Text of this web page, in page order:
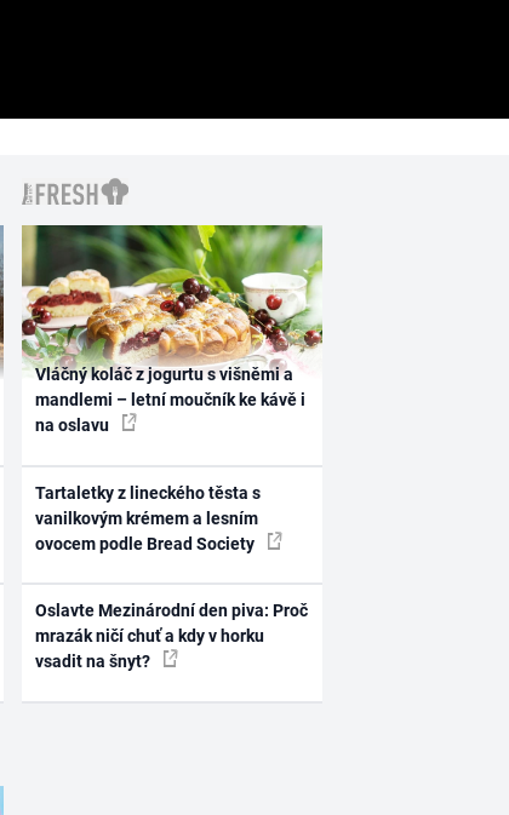
Vláčný koláč z jogurtu s višněmi a
mandlemi – letní moučník ke kávě i
na oslavu
Tartaletky z lineckého těsta s
vanilkovým krémem a lesním
ovocem podle Bread Society
Oslavte Mezinárodní den piva: Proč
mrazák ničí chuť a kdy v horku
vsadit na šnyt?